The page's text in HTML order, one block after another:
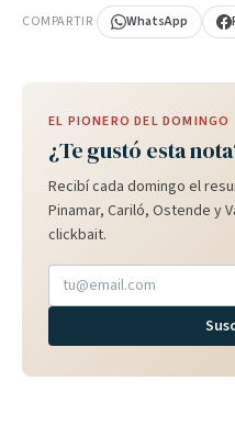
COMPARTIR WhatsApp
EL PIONERO DEL DOMINGO
¿Te gustó esta
Recibí cada domingo el
Pinamar, Cariló, Ostende y
clickbait.